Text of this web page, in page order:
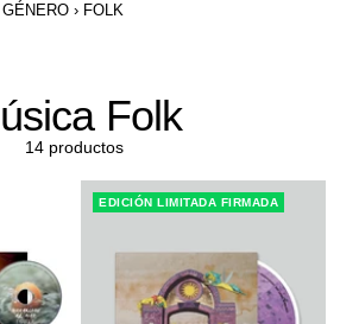
GÉNERO › FOLK
Folk
14 productos
EDICIÓN LIMITADA FIRMADA